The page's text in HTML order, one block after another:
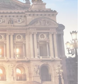
suite de Ballerina